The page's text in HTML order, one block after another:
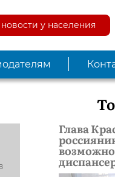
у населения
Глава